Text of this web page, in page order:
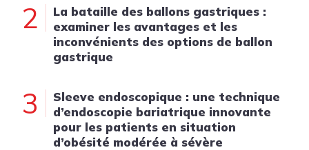
2
La bataille des ballons gastriques :
examiner les avantages et les
inconvénients des options de ballon
gastrique
3
Sleeve endoscopique : une technique
d’endoscopie bariatrique innovante
pour les patients en situation
d’obésité modérée à sévère